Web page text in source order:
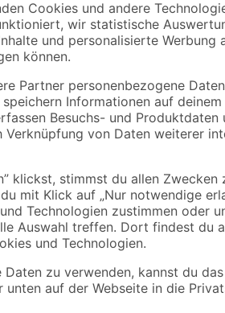
schwarz
70,99 €
Wenn du nach einer Möglichkeit
gleichzeitig ein optisches
von Fackelmann. Er hat die
Durch die 2 mitgelieferten
Spiegelschrank besteht aus
einfache Reinigung sorgt. Dabei
modern wirkt, sondern auch
Look verleiht. Der
und Schubladen durch die
zur Beleuchtung ist außerdem im
Pflegeprodukte: Der Schrank